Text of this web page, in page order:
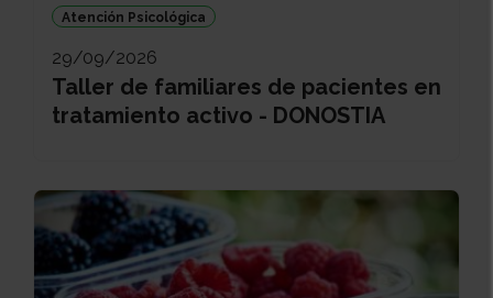
Atención Psicológica
29/09/2026
Taller de familiares de pacientes en
tratamiento activo - DONOSTIA